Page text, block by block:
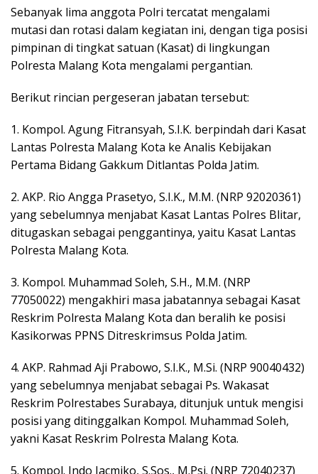
Sebanyak lima anggota Polri tercatat mengalami
mutasi dan rotasi dalam kegiatan ini, dengan tiga posisi
pimpinan di tingkat satuan (Kasat) di lingkungan
Polresta Malang Kota mengalami pergantian.
Berikut rincian pergeseran jabatan tersebut:
1. Kompol. Agung Fitransyah, S.I.K. berpindah dari Kasat
Lantas Polresta Malang Kota ke Analis Kebijakan
Pertama Bidang Gakkum Ditlantas Polda Jatim.
2. AKP. Rio Angga Prasetyo, S.I.K., M.M. (NRP 92020361)
yang sebelumnya menjabat Kasat Lantas Polres Blitar,
ditugaskan sebagai penggantinya, yaitu Kasat Lantas
Polresta Malang Kota.
3. Kompol. Muhammad Soleh, S.H., M.M. (NRP
77050022) mengakhiri masa jabatannya sebagai Kasat
Reskrim Polresta Malang Kota dan beralih ke posisi
Kasikorwas PPNS Ditreskrimsus Polda Jatim.
4. AKP. Rahmad Aji Prabowo, S.I.K., M.Si. (NRP 90040432)
yang sebelumnya menjabat sebagai Ps. Wakasat
Reskrim Polrestabes Surabaya, ditunjuk untuk mengisi
posisi yang ditinggalkan Kompol. Muhammad Soleh,
yakni Kasat Reskrim Polresta Malang Kota.
5. Kompol. Indo Jacmiko, S.Sos., M.Psi. (NRP 72040237)